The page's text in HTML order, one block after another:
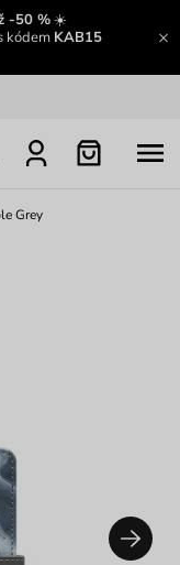
-50 %☀️
kódem KAB15
Grey